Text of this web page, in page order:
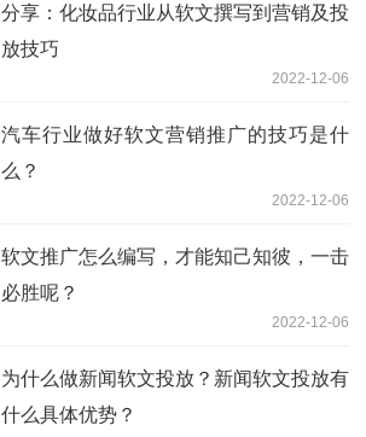
分享：化妆品行业从软文撰写到营销及投
放技巧
2022-12-06
汽车行业做好软文营销推广的技巧是什
么？
2022-12-06
软文推广怎么编写，才能知己知彼，一击
必胜呢？
2022-12-06
为什么做新闻软文投放？新闻软文投放有
什么具体优势？